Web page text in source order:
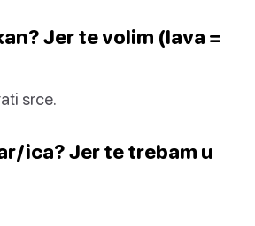
Jer te volim (lava =
srce.
ica? Jer te trebam u